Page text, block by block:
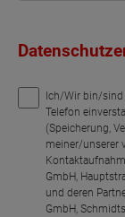
Ich/Wir bin/sind
Telefon
(Speicherung,
meiner/unserer
GmbH,
und deren
GmbH,